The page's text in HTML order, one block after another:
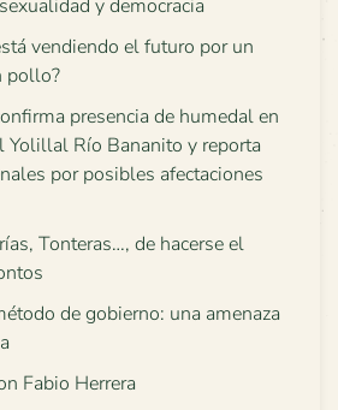
y democracia
vendiendo el futuro por un
pollo?
presencia de humedal en
Yolillal Río Bananito y reporta
por posibles afectaciones
Tonteras…, de hacerse el
de gobierno: una amenaza
Fabio Herrera